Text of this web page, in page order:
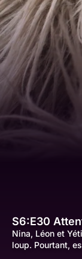
S6:E30
Nina, Léon et
loup. Pourtant,